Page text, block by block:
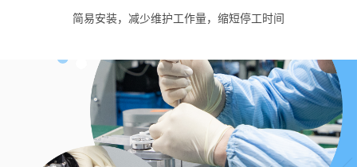
简易安装，减少维护工作量，缩短停工时间